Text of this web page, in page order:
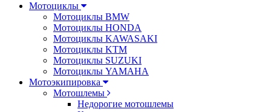
Мотоциклы
Мотоциклы BMW
Мотоциклы HONDA
Мотоциклы KAWASAKI
Мотоциклы KTM
Мотоциклы SUZUKI
Мотоциклы YAMAHA
Мотоэкипировка
Мотошлемы
Недорогие мотошлемы